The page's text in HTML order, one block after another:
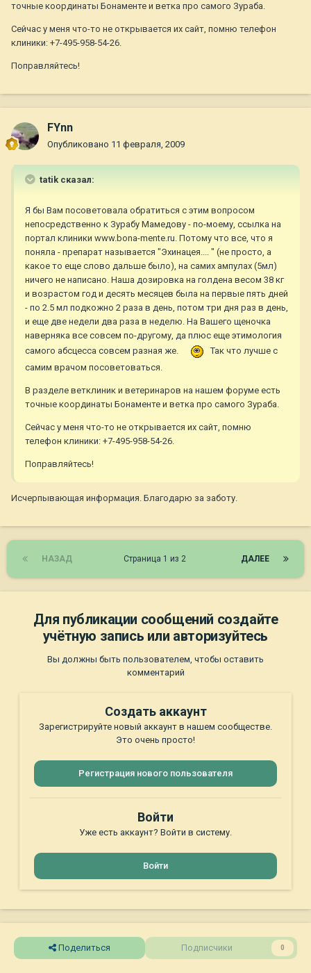
точные координаты Бонаменте и ветка про самого Зураба.
Сейчас у меня что-то не открывается их сайт, помню телефон
клиники: +7-495-958-54-26.
Поправляйтесь!
FYnn
Опубликовано 11 февраля, 2009
tatik сказал:
Я бы Вам посоветовала обратиться с этим вопросом
непосредственно к Зурабу Мамедову - по-моему, ссылка на
портал клиники www.bona-mente.ru. Потому что все, что я
поняла - препарат называется "Эхинацея.... " (не просто, а
какое то еще слово дальше было), на самих ампулах (5мл)
ничего не написано. Наша дозировка на голдена весом 38 кг
и возрастом год и десять месяцев была на первые пять дней
- по 2.5 мл подкожно 2 раза в день, потом три дня раз в день,
и еще две недели два раза в неделю. На Вашего щеночка
наверняка все совсем по-другому, да плюс еще этимология
самого абсцесса совсем разная же.
Так что лучше с
самим врачом посоветоваться.
В разделе ветклиник и ветеринаров на нашем форуме есть
точные координаты Бонаменте и ветка про самого Зураба.
Сейчас у меня что-то не открывается их сайт, помню
телефон клиники: +7-495-958-54-26.
Поправляйтесь!
Исчерпывающая информация. Благодарю за заботу.
НАЗАД ДАЛЕЕ
Страница 1 из 2
Для публикации сообщений создайте
учётную запись или авторизуйтесь
Вы должны быть пользователем, чтобы оставить
комментарий
Создать аккаунт
Зарегистрируйте новый аккаунт в нашем сообществе.
Это очень просто!
Регистрация нового пользователя
Войти
Уже есть аккаунт? Войти в систему.
Войти
Поделиться Подписчики 0